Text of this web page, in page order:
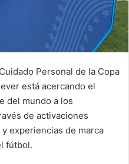
Personal de la Copa
está acercando el
del mundo a los
de activaciones
experiencias de marca
fútbol.